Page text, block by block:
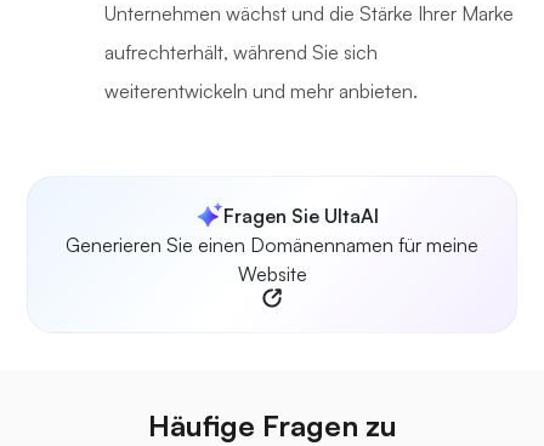
Unternehmen wächst und die Stärke Ihrer Marke
aufrechterhält, während Sie sich
weiterentwickeln und mehr anbieten.
Fragen Sie UltaAI
Generieren Sie einen Domänennamen für meine
Website
Häufige Fragen zu